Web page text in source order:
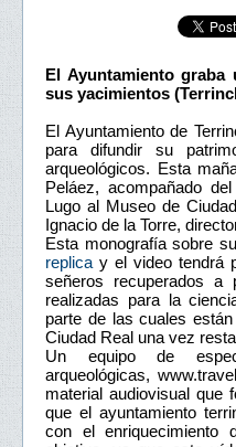
El Ayuntamiento
sus yacimientos
El Ayuntamiento de
para difundir su
arqueológicos. Esta
Peláez, acompañado
Lugo al Museo de
Ignacio de la Torre,
Esta monografía sobre
replica y el video tendrá
señeros recuperados a
realizadas para la
parte de las cuales
Ciudad Real una vez
Un equipo de
arqueológicas,
material audiovisual que
que el ayuntamiento
con el enriquecimiento